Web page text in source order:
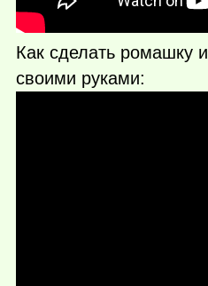
Как сделать ромашку
своими руками: